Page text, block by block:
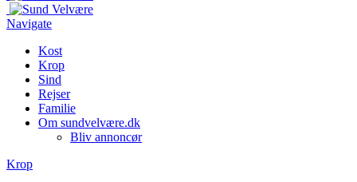
Navigate
Kost
Krop
Sind
Rejser
Familie
Om sundvelvære.dk
Bliv annoncør
Krop